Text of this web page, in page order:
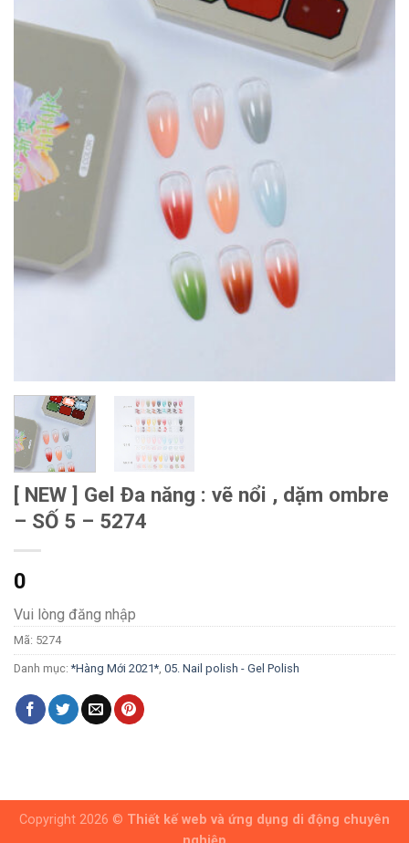
[ NEW ] Gel Đa năng : vẽ nổi , dặm ombre
– SỐ 5 – 5274
0
Vui lòng đăng nhập
Mã: 5274
Danh mục:*Hàng Mới 2021* 05. Nail polish - Gel Polish
Copyright 2026 © Thiết kế web và ứng dụng di động chuyên